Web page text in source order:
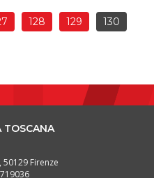
128 129 130
TOSCANA
50129 Firenze